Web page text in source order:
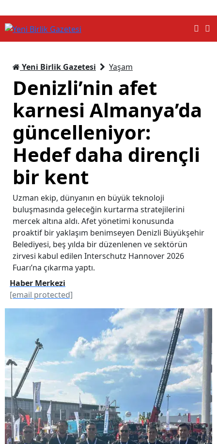
Yeni Birlik Gazetesi Yaşam
Denizli’nin afet
karnesi Almanya’da
güncelleniyor:
Hedef daha dirençli
bir kent
Uzman ekip, dünyanın en büyük teknoloji
buluşmasında geleceğin kurtarma stratejilerini
mercek altına aldı. Afet yönetimi konusunda
proaktif bir yaklaşım benimseyen Denizli Büyükşehir
Belediyesi, beş yılda bir düzenlenen ve sektörün
zirvesi kabul edilen Interschutz Hannover 2026
Fuarı’na çıkarma yaptı.
Haber Merkezi
[email protected]